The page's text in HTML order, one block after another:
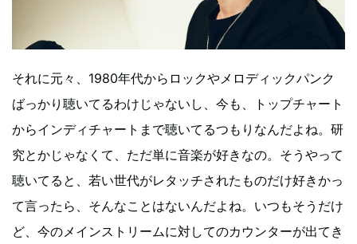
それに元々、1980年代からロックやメロディックパンク
ばっかり聴いてるわけじゃないし、今も、トップチャート
からインディチャートまで聴いてるつもりなんだよね。研
究とかじゃなくて、ただ単に音楽が好きなの。そうやって
聴いてると、若い世代がレタッチされたものだけ好きかっ
て言ったら、そんなことはないんだよね。いつもそうだけ
ど、今のメインストリームに対してのカウンターが出てき